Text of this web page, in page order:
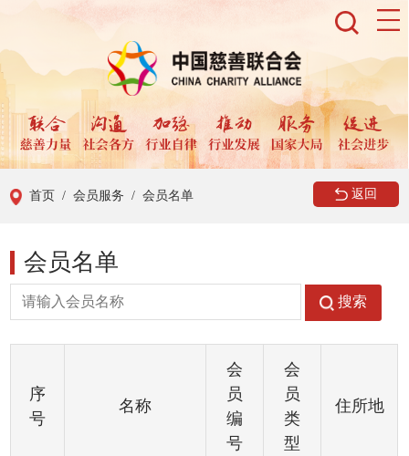
首页 / 会员服务 / 会员名单 返回
会员名单
搜索
序
号
名称
会
员
编
号
会
员
类
型
住所地